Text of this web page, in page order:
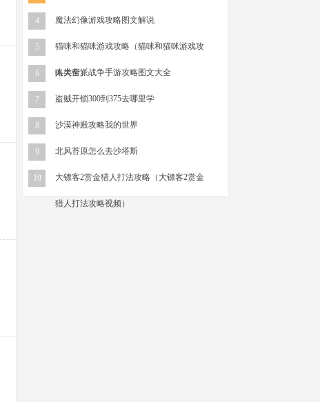
4 魔法幻像游戏攻略图文解说
5 猫咪和猫咪游戏攻略（猫咪和猫咪游戏攻
略大全）
6 人类帮派战争手游攻略图文大全
7 盗贼开锁300到375去哪里学
8 沙漠神殿攻略我的世界
9 北风苔原怎么去沙塔斯
10 大镖客2赏金猎人打法攻略（大镖客2赏金
猎人打法攻略视频）